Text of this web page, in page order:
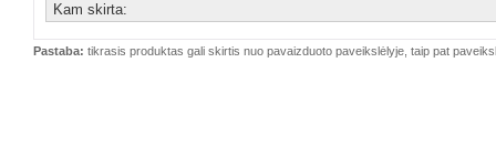
Kam skirta:
Pastaba: tikrasis produktas gali skirtis nuo pavaizduoto paveikslėlyje, taip pat